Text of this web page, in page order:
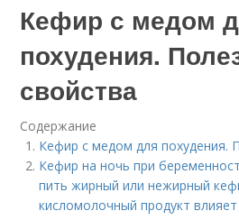
Кефир с медом
похудения.
свойства
Содержание
Кефир с медом для похудения.
Кефир на ночь при
пить жирный или нежирный
кисломолочный продукт